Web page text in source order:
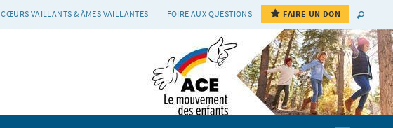
CŒURS VAILLANTS & ÂMES VAILLANTES FOIRE AUX QUESTIONS FAIRE UN DON